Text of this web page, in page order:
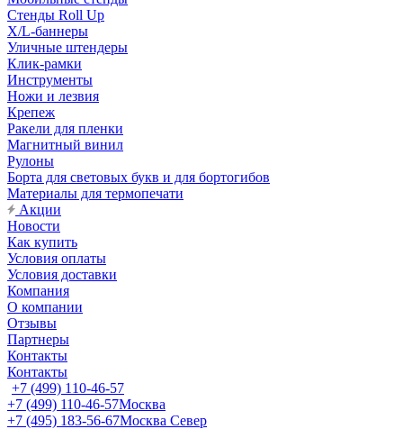
Стенды Roll Up
X/L-баннеры
Уличные штендеры
Клик-рамки
Инструменты
Ножи и лезвия
Крепеж
Ракели для пленки
Магнитный винил
Рулоны
Борта для световых букв и для бортогибов
Материалы для термопечати
Акции
Новости
Как купить
Условия оплаты
Условия доставки
Компания
О компании
Отзывы
Партнеры
Контакты
Контакты
+7 (499) 110-46-57
+7 (499) 110-46-57Москва
+7 (495) 183-56-67Москва Север